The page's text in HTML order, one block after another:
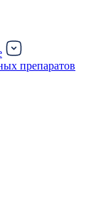
препаратов